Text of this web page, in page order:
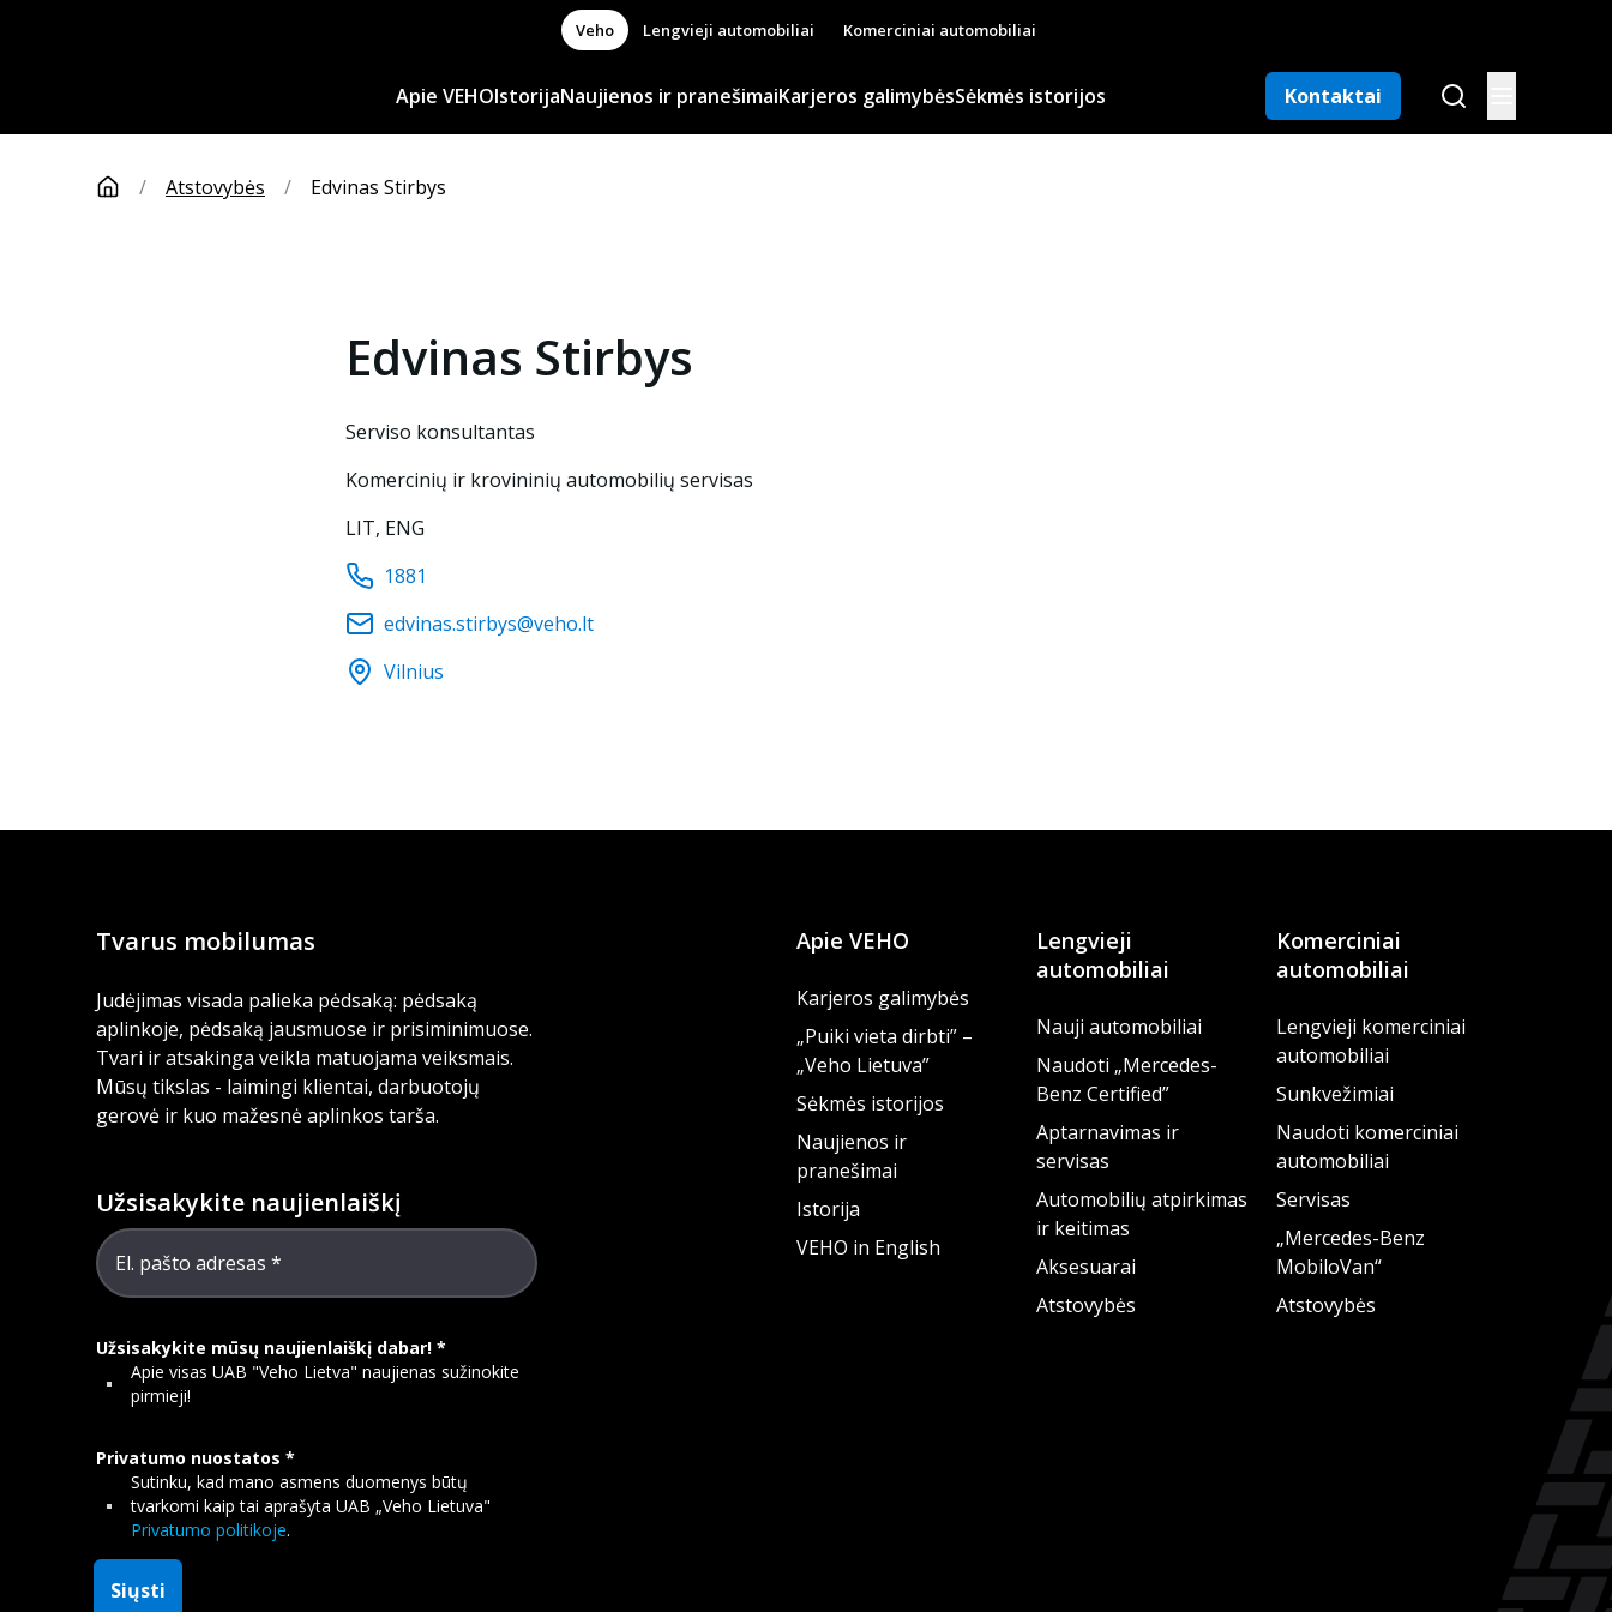
Veho Lengvieji automobiliai Komerciniai automobiliai
Apie VEHOIstorijaNaujienos ir pranešimaiKarjeros galimybėsSėkmės istorijos Kontaktai
/ Atstovybės / Edvinas Stirbys
Edvinas Stirbys
Serviso konsultantas
Komercinių ir krovininių automobilių servisas
LIT, ENG
1881
edvinas.stirbys@veho.lt
Vilnius
Tvarus mobilumas
Judėjimas visada palieka pėdsaką: pėdsaką
aplinkoje, pėdsaką jausmuose ir prisiminimuose.
Tvari ir atsakinga veikla matuojama veiksmais.
Mūsų tikslas - laimingi klientai, darbuotojų
gerovė ir kuo mažesnė aplinkos tarša.
Užsisakykite naujienlaiškį
El. pašto adresas
Užsisakykite mūsų naujienlaiškį dabar!
Apie visas UAB "Veho Lietva" naujienas sužinokite
pirmieji!
Privatumo nuostatos
Sutinku, kad mano asmens duomenys būtų
tvarkomi kaip tai aprašyta UAB „Veho Lietuva"
Privatumo politikoje.
Siųsti
Apie VEHO
Karjeros galimybės
„Puiki vieta dirbti” –
„Veho Lietuva”
Sėkmės istorijos
Naujienos ir
pranešimai
Istorija
VEHO in English
Lengvieji
automobiliai
Nauji automobiliai
Naudoti „Mercedes-
Benz Certified”
Aptarnavimas ir
servisas
Automobilių atpirkimas
ir keitimas
Aksesuarai
Atstovybės
Komerciniai
automobiliai
Lengvieji komerciniai
automobiliai
Sunkvežimiai
Naudoti komerciniai
automobiliai
Servisas
„Mercedes-Benz
MobiloVan“
Atstovybės